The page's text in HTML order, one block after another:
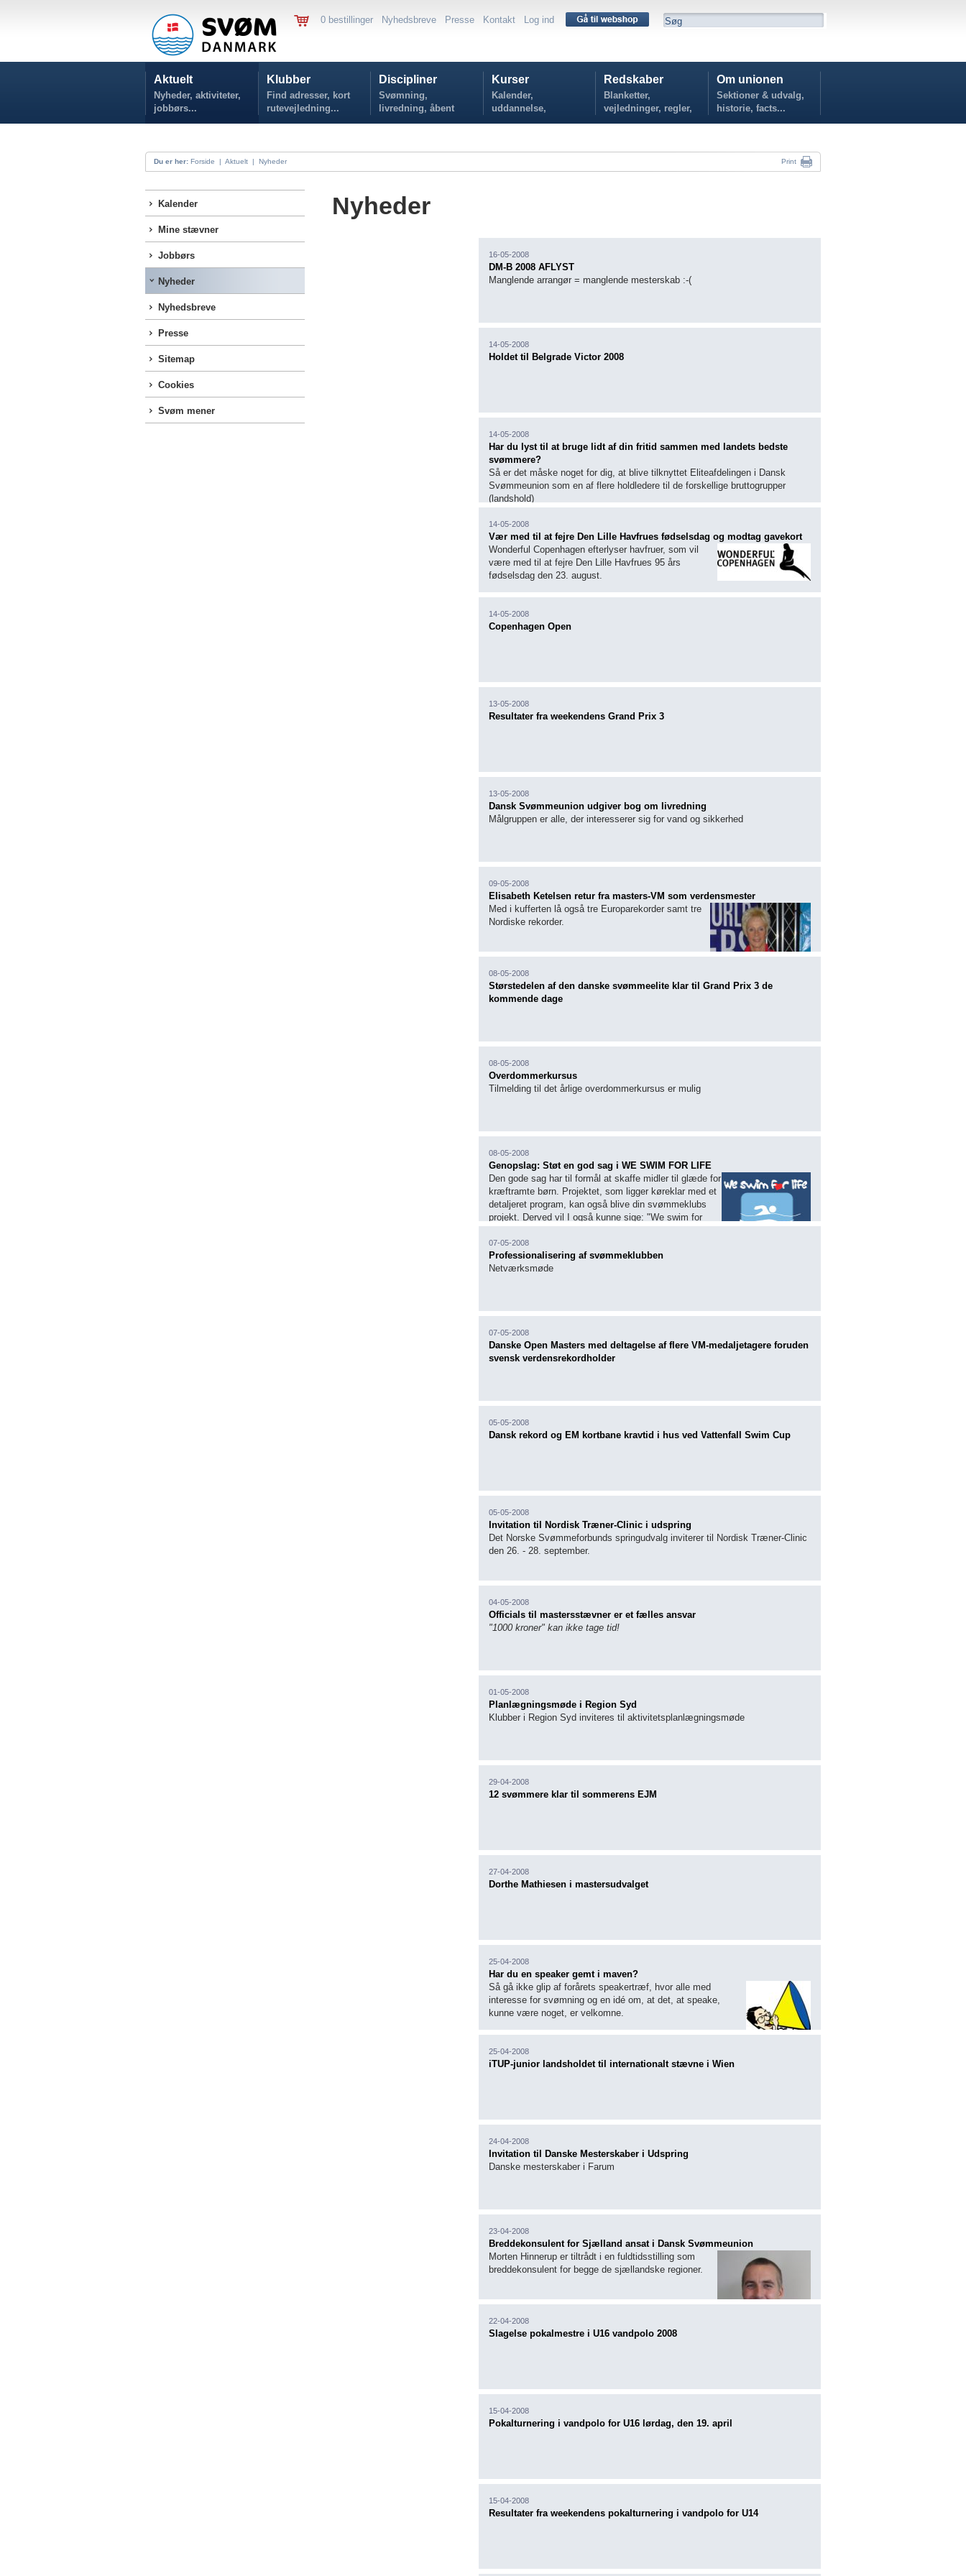
0 bestillinger Nyhedsbreve Presse Kontakt Log ind
Aktuelt
Nyheder, aktiviteter,
jobbørs...
Klubber
Find adresser, kort
rutevejledning...
Discipliner
Svømning,
livredning, åbent
vand...
Kurser
Kalender,
uddannelse,
tilmelding...
Redskaber
Blanketter,
vejledninger, regler,
politikker...
Om unionen
Sektioner & udvalg,
historie, facts...
Du er her: Forside | Aktuelt | Nyheder Print
Kalender
Mine stævner
Jobbørs
Nyheder
Nyhedsbreve
Presse
Sitemap
Cookies
Svøm mener
Nyheder
16-05-2008
DM-B 2008 AFLYST
Manglende arrangør = manglende mesterskab :-(
14-05-2008
Holdet til Belgrade Victor 2008
14-05-2008
Har du lyst til at bruge lidt af din fritid sammen med landets bedste
svømmere?
Så er det måske noget for dig, at blive tilknyttet Eliteafdelingen i Dansk
Svømmeunion som en af flere holdledere til de forskellige bruttogrupper
(landshold)
14-05-2008
Vær med til at fejre Den Lille Havfrues fødselsdag og modtag gavekort
Wonderful Copenhagen efterlyser havfruer, som vil
være med til at fejre Den Lille Havfrues 95 års
fødselsdag den 23. august.
14-05-2008
Copenhagen Open
13-05-2008
Resultater fra weekendens Grand Prix 3
13-05-2008
Dansk Svømmeunion udgiver bog om livredning
Målgruppen er alle, der interesserer sig for vand og sikkerhed
09-05-2008
Elisabeth Ketelsen retur fra masters-VM som verdensmester
Med i kufferten lå også tre Europarekorder samt tre
Nordiske rekorder.
08-05-2008
Størstedelen af den danske svømmeelite klar til Grand Prix 3 de
kommende dage
08-05-2008
Overdommerkursus
Tilmelding til det årlige overdommerkursus er mulig
08-05-2008
Genopslag: Støt en god sag i WE SWIM FOR LIFE
Den gode sag har til formål at skaffe midler til glæde for
kræftramte børn. Projektet, som ligger køreklar med et
detaljeret program, kan også blive din svømmeklubs
projekt. Derved vil I også kunne sige: "We swim for
07-05-2008
Professionalisering af svømmeklubben
Netværksmøde
07-05-2008
Danske Open Masters med deltagelse af flere VM-medaljetagere foruden
svensk verdensrekordholder
05-05-2008
Dansk rekord og EM kortbane kravtid i hus ved Vattenfall Swim Cup
05-05-2008
Invitation til Nordisk Træner-Clinic i udspring
Det Norske Svømmeforbunds springudvalg inviterer til Nordisk Træner-Clinic
den 26. - 28. september.
04-05-2008
Officials til mastersstævner er et fælles ansvar
"1000 kroner" kan ikke tage tid!
01-05-2008
Planlægningsmøde i Region Syd
Klubber i Region Syd inviteres til aktivitetsplanlægningsmøde
29-04-2008
12 svømmere klar til sommerens EJM
27-04-2008
Dorthe Mathiesen i mastersudvalget
25-04-2008
Har du en speaker gemt i maven?
Så gå ikke glip af forårets speakertræf, hvor alle med
interesse for svømning og en idé om, at det, at speake,
kunne være noget, er velkomne.
25-04-2008
iTUP-junior landsholdet til internationalt stævne i Wien
24-04-2008
Invitation til Danske Mesterskaber i Udspring
Danske mesterskaber i Farum
23-04-2008
Breddekonsulent for Sjælland ansat i Dansk Svømmeunion
Morten Hinnerup er tiltrådt i en fuldtidsstilling som
breddekonsulent for begge de sjællandske regioner.
22-04-2008
Slagelse pokalmestre i U16 vandpolo 2008
15-04-2008
Pokalturnering i vandpolo for U16 lørdag, den 19. april
15-04-2008
Resultater fra weekendens pokalturnering i vandpolo for U14